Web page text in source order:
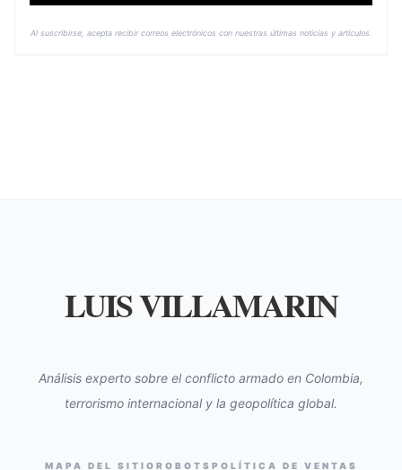
Al suscribirse, acepta recibir correos electrónicos con nuestras últimas noticias y artículos.
LUIS VILLAMARIN
Análisis experto sobre el conflicto armado en Colombia,
terrorismo internacional y la geopolítica global.
MAPA DEL SITIO ROBOTS POLÍTICA DE VENTAS